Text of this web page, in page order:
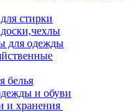
стирки
для одежды
белья
и обуви
и хранения